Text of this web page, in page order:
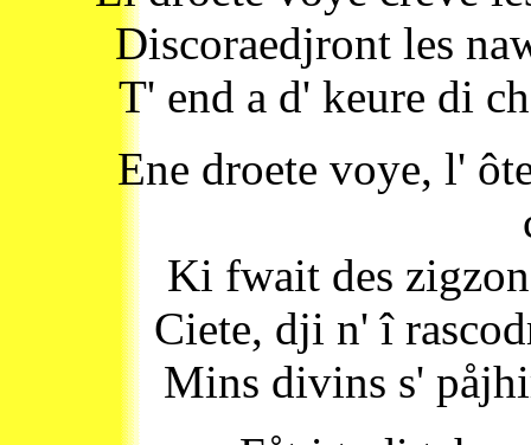
Discoraedjront les
T' end a d' keure di
Ene droete voye, l'
Ki fwait des
Ciete, dji n' î
Mins divins s'